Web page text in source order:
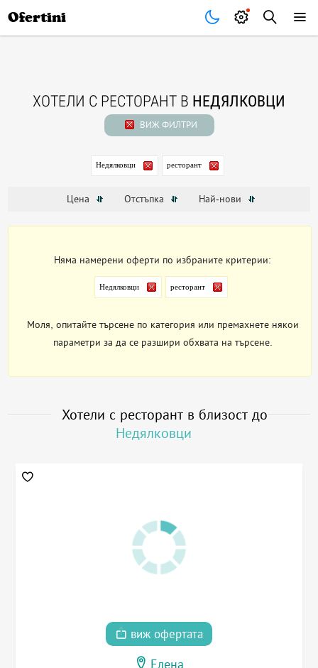
Ofertini
ХОТЕЛИ С РЕСТОРАНТ В НЕДЯЛКОВЦИ
ВИЖ ФИЛТРИ
Недялковци ресторант
Цена Отстъпка Най-нови
Няма намерени оферти по избраните критерии:
Недялковци ресторант
Моля, опитайте търсене по категория или премахнете някои
параметри за да се разшири обхвата на търсене.
Хотели с ресторант в близост до
Недялковци
виж офертата
Елена